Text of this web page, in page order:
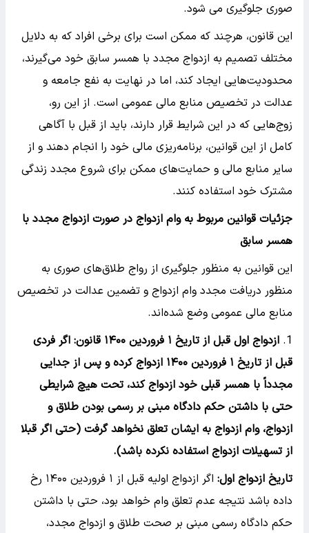
صوری جلوگیری می شود.
این قانون، هرچند که ممکن است برای برخی افراد که به دلایل
مختلف تصمیم به ازدواج مجدد با همسر سابق خود می‌گیرند،
محدودیت‌هایی ایجاد کند، اما در نهایت به نفع جامعه و
عدالت در تخصیص منابع مالی عمومی است. از این رو،
زوج‌هایی که در این شرایط قرار دارند، باید از قبل با آگاهی
کامل از این قوانین، برنامه‌ریزی مالی خود را انجام دهند و از
سایر منابع مالی و حمایت‌های ممکن برای شروع مجدد زندگی
مشترک خود استفاده کنند.
جزئیات قوانین مربوط به وام ازدواج در صورت ازدواج مجدد با
همسر سابق
این قوانین به منظور جلوگیری از رواج طلاق‌های صوری به
منظور دریافت مجدد وام ازدواج و تضمین عدالت در تخصیص
منابع مالی عمومی وضع شده‌اند.
ازدواج اول قبل از تاریخ ۱ فروردین ۱۴۰۰ قانون: اگر فردی
قبل از تاریخ ۱ فروردین ۱۴۰۰ ازدواج کرده و پس از جدایی
مجدداً با همسر قبلی خود ازدواج کند، تحت هیچ شرایطی
حتی با داشتن حکم دادگاه مبنی بر رسمی بودن طلاق و
ازدواج، وام ازدواج به ایشان تعلق نخواهد گرفت (حتی اگر قبلا
از تسهیلات ازدواج استفاده نکرده باشد).
تاریخ ازدواج اول:
اگر ازدواج اولیه قبل از ۱ فروردین ۱۴۰۰ رخ
داده باشد نتیجه عدم تعلق وام خواهد بود، حتی با داشتن
حکم دادگاه رسمی مبنی بر صحت طلاق و ازدواج مجدد،